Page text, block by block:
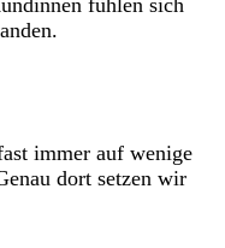
immer auf wenige
dort setzen wir